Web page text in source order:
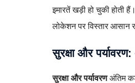
इमारतें खड़ी हो चुकी होती
लोकेशन पर विस्तार आसान
सुरक्षा और
सुरक्षा और पर्यावरणअंतिम